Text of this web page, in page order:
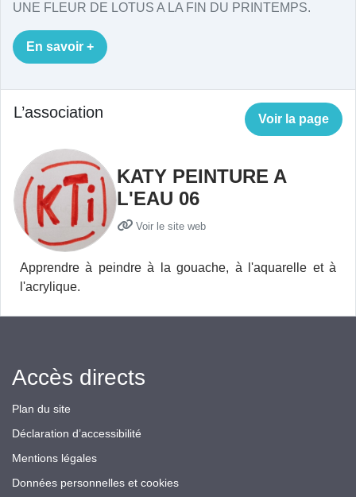
UNE FLEUR DE LOTUS A LA FIN DU PRINTEMPS.
En savoir +
L’association Voir la page
KATY PEINTURE A
L'EAU 06
Voir le site web
Apprendre à peindre à la gouache, à l'aquarelle et à
l'acrylique.
Accès directs
Plan du site
Déclaration d’accessibilité
Mentions légales
Données personnelles et cookies